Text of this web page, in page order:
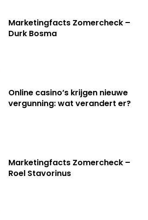
Marketingfacts Zomercheck –
Durk Bosma
Online casino’s krijgen nieuwe
vergunning: wat verandert er?
Marketingfacts Zomercheck –
Roel Stavorinus